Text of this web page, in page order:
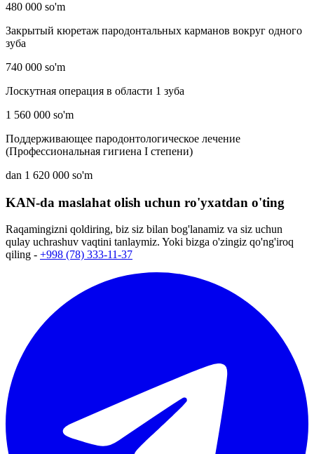
480 000 so'm
Закрытый кюретаж пародонтальных карманов вокруг одного
зуба
740 000 so'm
Лоскутная операция в области 1 зуба
1 560 000 so'm
Поддерживающее пародонтологическое лечение
(Профессиональная гигиена I степени)
dan 1 620 000 so'm
KAN-da maslahat olish uchun ro'yxatdan o'ting
Raqamingizni qoldiring, biz siz bilan bog'lanamiz va siz uchun
qulay uchrashuv vaqtini tanlaymiz. Yoki bizga o'zingiz qo'ng'iroq
qiling - +998 (78) 333-11-37